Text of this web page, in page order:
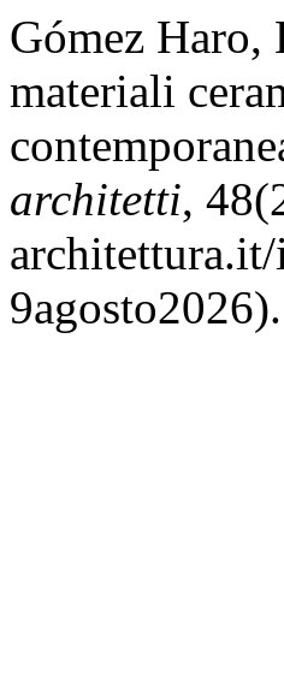
Gómez Haro,
materiali
architetti,
9agosto2026).